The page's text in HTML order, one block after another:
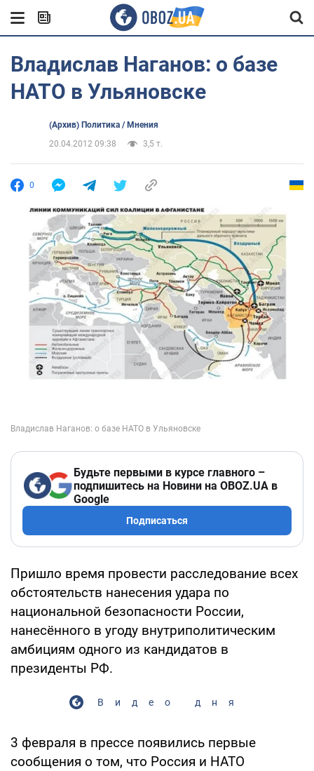
Владислав Наганов: о базе
НАТО в Ульяновске
(Архив) Политика / Мнения
20.04.2012 09:38
3,5 т.
0
Будьте первыми в курсе главного –
подпишитесь на Новини на OBOZ.UA в
Google
Подписаться
Пришло время провести расследование всех
обстоятельств нанесения удара по
национальной безопасности России,
нанесённого в угоду внутриполитическим
амбициям одного из кандидатов в
президенты РФ.
Видео дня
3 февраля в прессе появились первые
сообщения о том, что Россия и НАТО